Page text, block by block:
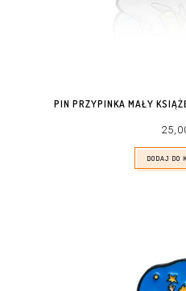
PIN PRZYPINKA MAŁY
DODAJ DO